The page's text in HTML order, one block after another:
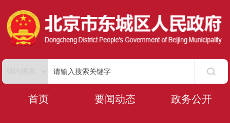
首页 要闻动态 政务公开